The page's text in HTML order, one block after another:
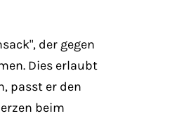
der gegen
Dies erlaubt
passt er den
beim